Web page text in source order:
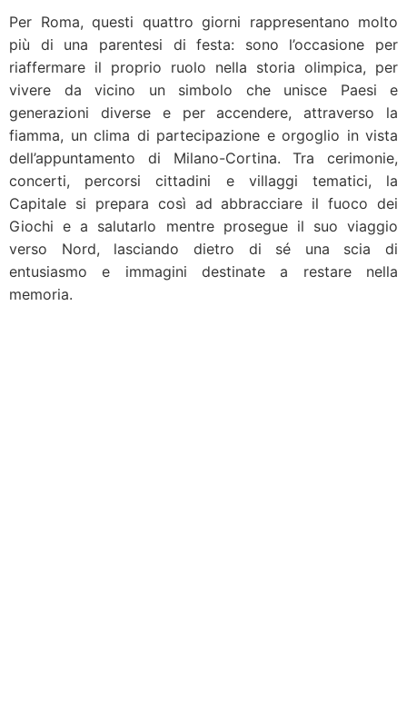
Per Roma, questi quattro giorni rappresentano molto
più di una parentesi di festa: sono l’occasione per
riaffermare il proprio ruolo nella storia olimpica, per
vivere da vicino un simbolo che unisce Paesi e
generazioni diverse e per accendere, attraverso la
fiamma, un clima di partecipazione e orgoglio in vista
dell’appuntamento di Milano-Cortina. Tra cerimonie,
concerti, percorsi cittadini e villaggi tematici, la
Capitale si prepara così ad abbracciare il fuoco dei
Giochi e a salutarlo mentre prosegue il suo viaggio
verso Nord, lasciando dietro di sé una scia di
entusiasmo e immagini destinate a restare nella
memoria.